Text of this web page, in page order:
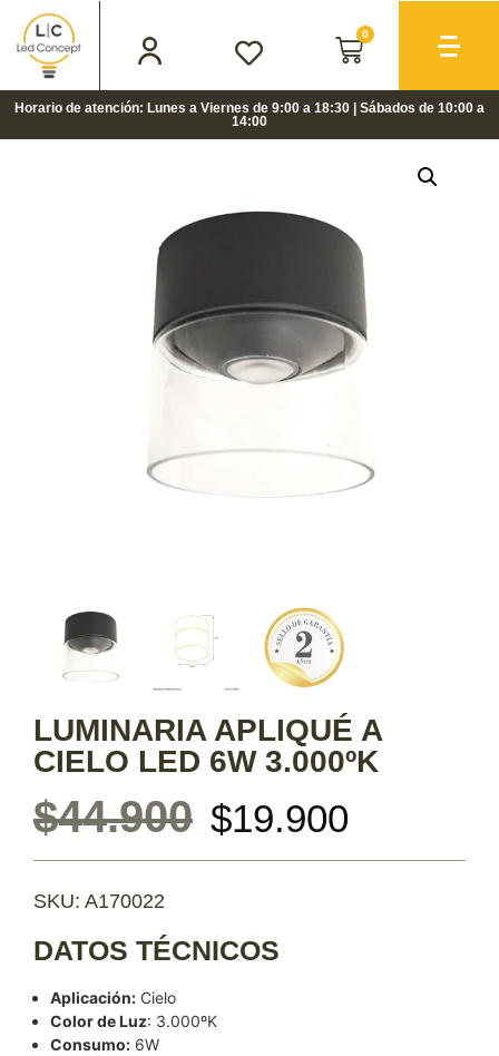
0
Horario de atención: Lunes a Viernes de 9:00 a 18:30 | Sábados de 10:00 a
14:00
LUMINARIA APLIQUÉ A
CIELO LED 6W 3.000ºK
$44.900 $19.900
SKU: A170022
DATOS TÉCNICOS
Aplicación: Cielo
Color de Luz: 3.000ºK
Consumo: 6W